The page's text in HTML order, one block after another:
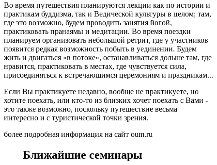
Во время путешествия планируются лекции как по истории и
практикам буддизма, так и Ведической культуры в целом; там,
где это возможно, будем проводить занятия йогой,
практиковать пранаямы и медитации. Во время поездки
планируем организовать небольшой ретрит, где у участников
появится редкая возможность побыть в уединении. Будем
жить и двигаться «в потоке», останавливаться дольше там, где
нравится, практиковать в местах, где чувствуется сила,
присоединяться к встречающимся церемониям и праздникам...
Если Вы практикуете недавно, вообще не практикуете, но
хотите поехать, или кто-то из близких хочет поехать с Вами -
это также возможно, поскольку путешествие весьма
интересно и с туристической точки зрения.
более подробная информация на сайт oum.ru
Ближайшие семинары